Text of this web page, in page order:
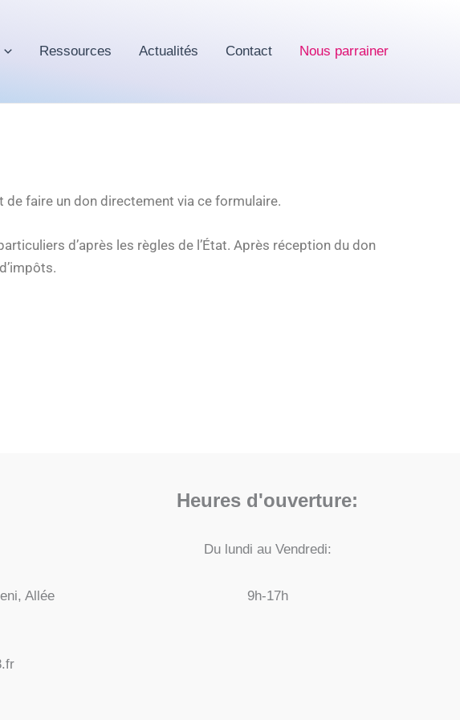
Ressources Actualités Contact Nous parrainer
de faire un don directement via ce formulaire.
d’après les règles de l’État. Après réception du don
Allée
Heures d'ouverture:
Du lundi au Vendredi:
9h-17h